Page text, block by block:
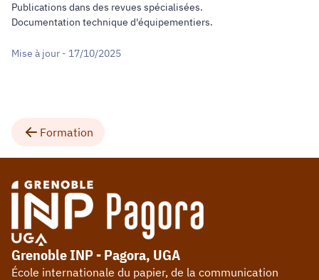
Publications dans des revues spécialisées.
Documentation technique d'équipementiers.
Mise à jour - 17/10/2025
Formation
Grenoble INP - Pagora, UGA
École internationale du papier, de la communication